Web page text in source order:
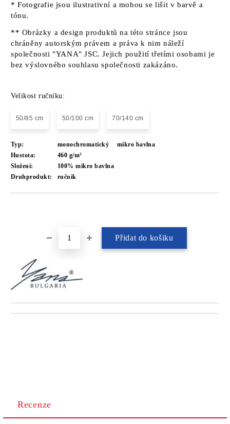
* Fotografie jsou ilustrativní a mohou se lišit v barvě a
tónu.
** Obrázky a design produktů na této stránce jsou
chráněny autorským právem a práva k nim náleží
společnosti "YANA" JSC. Jejich použití třetími osobami je
bez výslovného souhlasu společnosti zakázáno.
Velikost ručníku:
50/85 cm 50/100 cm 70/140 cm
Typ: monochromatický
mikro bavlna
Hustota:
460 g/m²
Složení:
100% mikro bavlna
Druhprodukt:
ručník
Recenze